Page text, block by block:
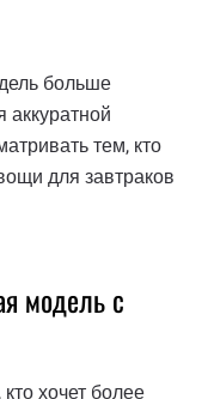
больше
аккуратной
тем, кто
для завтраков
модель с
хочет более